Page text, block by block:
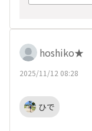
hoshiko★
2025/11/12 08:28
ひで